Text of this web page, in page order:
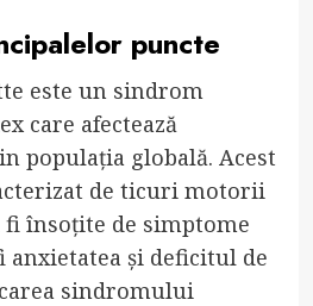
puncte
este un sindrom
care afectează
populația globală. Acest
de ticuri motorii
fi însoțite de simptome
anxietatea și deficitul de
sindromului